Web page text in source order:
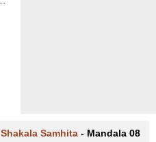
Shakala Samhita - Mandala 08